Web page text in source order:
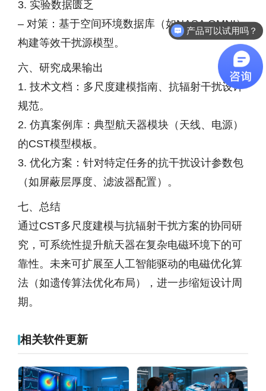
3. 实验数据匮乏
– 对策：基于空间环境数据库（如NASA OMNI）
构建等效干扰源模型。
六、研究成果输出
1. 技术文档：多尺度建模指南、抗辐射干扰设计
规范。
2. 仿真案例库：典型航天器模块（天线、电源）
的CST模型模板。
3. 优化方案：针对特定任务的抗干扰设计参数包
（如屏蔽层厚度、滤波器配置）。
七、总结
通过CST多尺度建模与抗辐射干扰方案的协同研
究，可系统性提升航天器在复杂电磁环境下的可
靠性。未来可扩展至人工智能驱动的电磁优化算
法（如遗传算法优化布局），进一步缩短设计周
期。
相关软件更新
产品可以试用吗？